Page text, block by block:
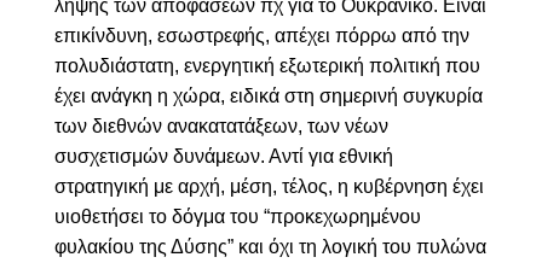
λήψης των αποφάσεων πχ για το Ουκρανικό. Είναι
επικίνδυνη, εσωστρεφής, απέχει πόρρω από την
πολυδιάστατη, ενεργητική εξωτερική πολιτική που
έχει ανάγκη η χώρα, ειδικά στη σημερινή συγκυρία
των διεθνών ανακατατάξεων, των νέων
συσχετισμών δυνάμεων. Αντί για εθνική
στρατηγική με αρχή, μέση, τέλος, η κυβέρνηση έχει
υιοθετήσει το δόγμα του “προκεχωρημένου
φυλακίου της Δύσης” και όχι τη λογική του πυλώνα